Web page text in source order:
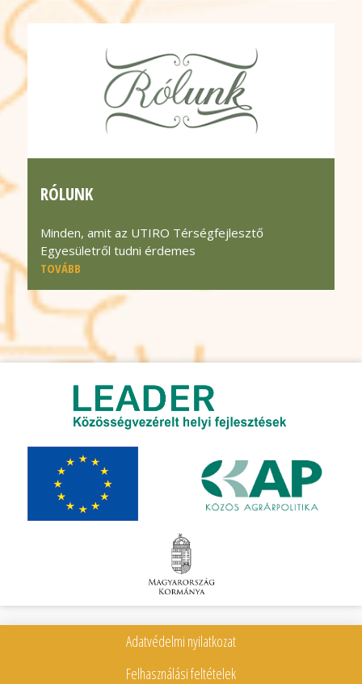
RÓLUNK
Minden, amit az UTIRO Térségfejlesztő
Egyesületről tudni érdemes
TOVÁBB
Adatvédelmi nyilatkozat
Felhasználási feltételek